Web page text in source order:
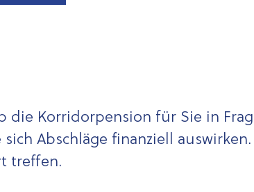
die Korridorpension für Sie in
Abschläge finanziell
treffen.